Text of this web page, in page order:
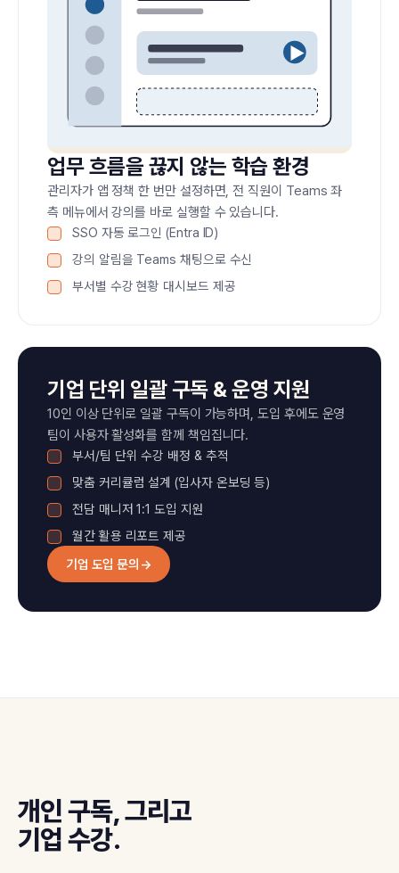
업무 흐름을 끊지 않는 학습 환경
관리자가 앱 정책 한 번만 설정하면, 전 직원이 Teams 좌
측 메뉴에서 강의를 바로 실행할 수 있습니다.
SSO 자동 로그인 (Entra ID)
강의 알림을 Teams 채팅으로 수신
부서별 수강 현황 대시보드 제공
기업 단위 일괄 구독 & 운영 지원
10인 이상 단위로 일괄 구독이 가능하며, 도입 후에도 운영
팀이 사용자 활성화를 함께 책임집니다.
부서/팀 단위 수강 배정 & 추적
맞춤 커리큘럼 설계 (입사자 온보딩 등)
전담 매니저 1:1 도입 지원
월간 활용 리포트 제공
기업 도입 문의 →
개인 구독, 그리고
기업 수강.